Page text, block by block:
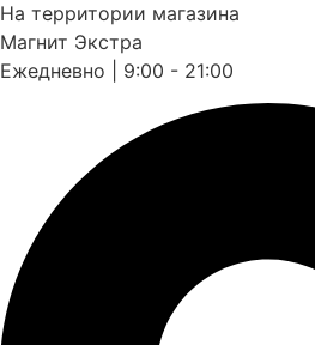
На территории магазина
Магнит Экстра
Ежедневно | 9:00 - 21:00